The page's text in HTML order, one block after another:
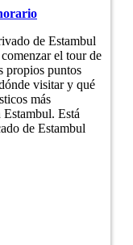
de Estambul
el tour de
propios puntos
visitar y qué
más
Está
de Estambul